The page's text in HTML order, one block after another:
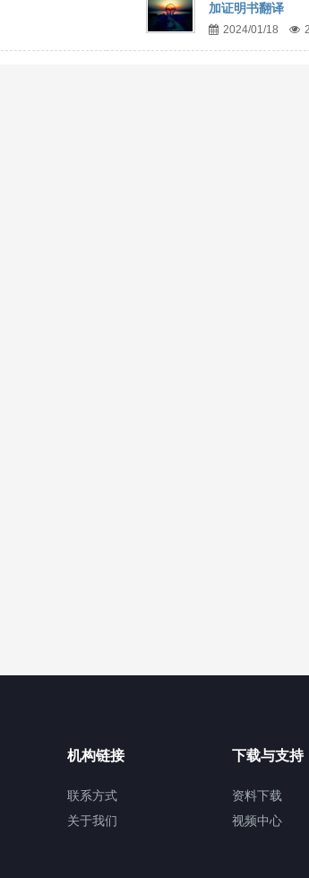
加证明书翻译
2024/01/18
机构链接
联系方式
关于我们
下载与支持
资料下载
视频中心